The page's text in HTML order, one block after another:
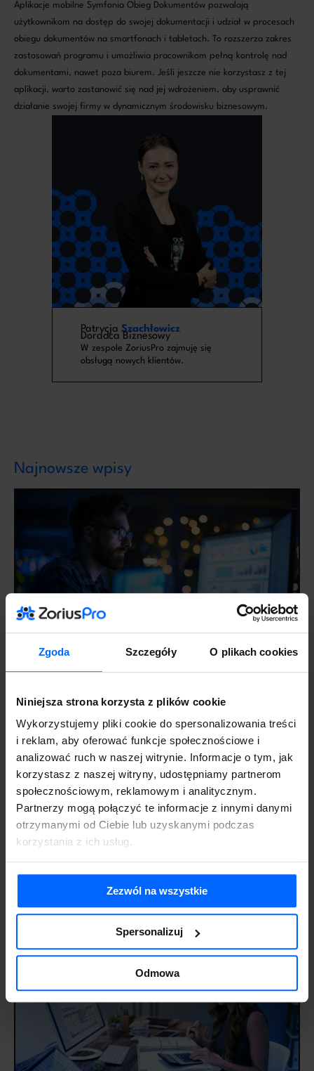
Zgoda Szczegóły O plikach cookies
Niniejsza strona korzysta z plików cookie
Wykorzystujemy pliki cookie do spersonalizowania treści
i reklam, aby oferować funkcje społecznościowe i
analizować ruch w naszej witrynie. Informacje o tym, jak
korzystasz z naszej witryny, udostępniamy partnerom
społecznościowym, reklamowym i analitycznym.
Partnerzy mogą połączyć te informacje z innymi danymi
otrzymanymi od Ciebie lub uzyskanymi podczas
korzystania z ich usług.
Zezwól na wszystkie
Spersonalizuj
Odmowa
Aplikacje mobilne Symfonia Obieg Dokumentów pozwalają
użytkownikom na dostęp do swojej dokumentacji i udział w procesach
obiegu dokumentów na smartfonach i tabletach. To rozszerza zakres
zastosowań programu i umożliwia pracownikom pełną kontrolę nad
dokumentami, nawet poza biurem. Jeśli jeszcze nie korzystasz z tej
aplikacji, warto zastanowić się nad jej wdrożeniem, aby usprawnić
działanie swojej firmy w dynamicznym środowisku biznesowym.
Patrycja Szachłowicz
Doradca Biznesowy
W zespole ZoriusPro zajmuję się
obsługą nowych klientów.
Najnowsze wpisy
Symfonia w firmie wielooddziałowej – jak
Jak wybrać system ERP – zasady, kryteria i krok po
kroku
7 lipca 2026Aktualności